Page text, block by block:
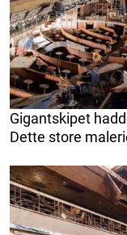
Gigantskipet
Dette store